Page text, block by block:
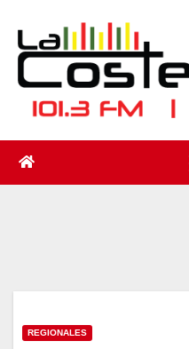
contenido
REGIONALES